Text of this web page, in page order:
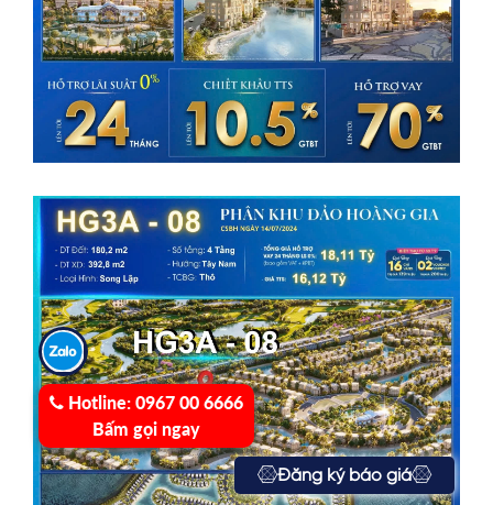
Hotline: 0967 00 6666
Bấm gọi ngay
Đăng ký báo giá